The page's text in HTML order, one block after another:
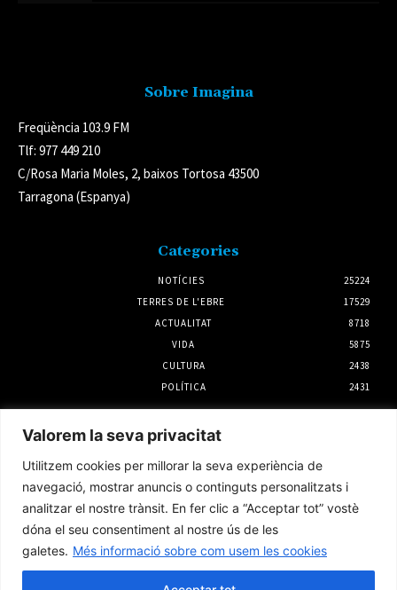
Valorem la seva privacitat
Utilitzem cookies per millorar la seva experiència de
navegació, mostrar anuncis o continguts personalitzats i
analitzar el nostre trànsit. En fer clic a “Acceptar tot” vostè
dóna el seu consentiment al nostre ús de les
galetes. Més informació sobre com usem les cookies
Sobre Imagina
Freqüència 103.9 FM
Tlf: 977 449 210
C/Rosa Maria Moles, 2, baixos Tortosa 43500
Tarragona (Espanya)
Categories
NOTÍCIES
25224
TERRES DE L'EBRE
17529
ACTUALITAT
8718
VIDA
5875
CULTURA
2438
POLÍTICA
2431
Notícies
Noves troballes sobre la pesca en època iber
a l’Antic d’Amposta
31 juliol 2026
La calor extrema torna a matar el musclo al
delta de l’Ebre i fa perdre la producció un